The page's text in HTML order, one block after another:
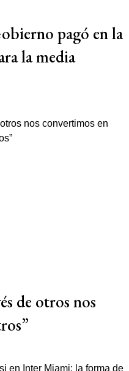
pagó en la
la media
de otros nos